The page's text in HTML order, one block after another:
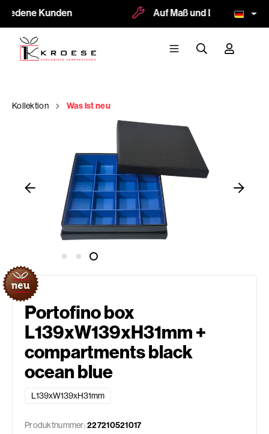
Kunden Auf Maß und Logodruck
Kollektion Was ist neu
Portofino box
L139xW139xH31mm +
compartments black
ocean blue
L139xW139xH31mm
Produktnummer:227210521017